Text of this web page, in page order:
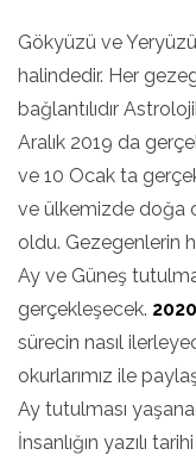
Gökyüzü ve
halindedir. Her
bağlantılıdır
Aralık 2019 da
ve 10 Ocak ta
ve ülkemizde doğa
oldu. Gezegenlerin
Ay ve Güneş
gerçekleşecek.
sürecin nasıl
okurlarımız ile
Ay tutulması
İnsanlığın yazılı